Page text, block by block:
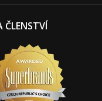
ČLENSTVÍ